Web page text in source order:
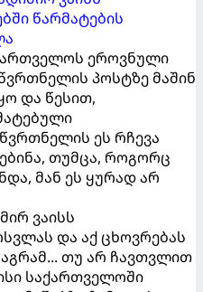
წარმატების
ეროვნული
პოსტზე მაშინ
და წესით,
ეს რჩევა
თუმცა, როგორც
მან ეს ყურად არ
ვაისს
და აქ ცხოვრებას
თუ არ ჩავთვლით
საქართველოში